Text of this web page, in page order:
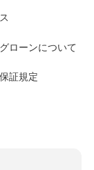
ローンについて
証規定